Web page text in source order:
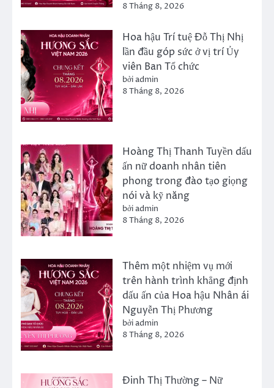
8 Tháng 8, 2026
Hoa hậu Trí tuệ Đỗ Thị Nhị
lần đầu góp sức ở vị trí Ủy
viên Ban Tổ chức
bởi admin
8 Tháng 8, 2026
Hoàng Thị Thanh Tuyền dấu
ấn nữ doanh nhân tiên
phong trong đào tạo giọng
nói và kỹ năng
bởi admin
8 Tháng 8, 2026
Thêm một nhiệm vụ mới
trên hành trình khẳng định
dấu ấn của Hoa hậu Nhân ái
Nguyễn Thị Phương
bởi admin
8 Tháng 8, 2026
Đinh Thị Thường – Nữ